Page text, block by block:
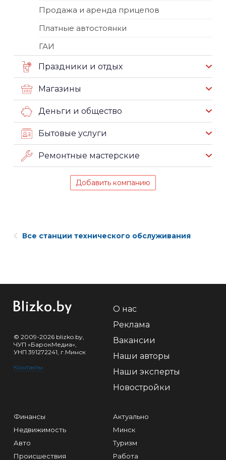
Продажа и аренда прицепов
Платные автостоянки
ГАИ
Праздники и отдых
Магазины
Деньги и общество
Бытовые услуги
Ремонтные мастерские
Добавить компанию
Все станции технического обслуживания
© 2009-2026 blizko.by,
ЧУП «БарокМедиа»,
УНП 391272241, г.Минск
Контакты
О нас
Реклама
Вакансии
Наши авторы
Наши эксперты
Новостройки
Финансы
Недвижимость
Авто
Происшествия
Актуально
Минск
Туризм
Работа